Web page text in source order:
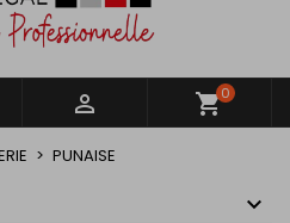
 shopping_cart0
PUNAISE
((modalDeleteText))
Créer une liste d'envies
Annuler Connexion